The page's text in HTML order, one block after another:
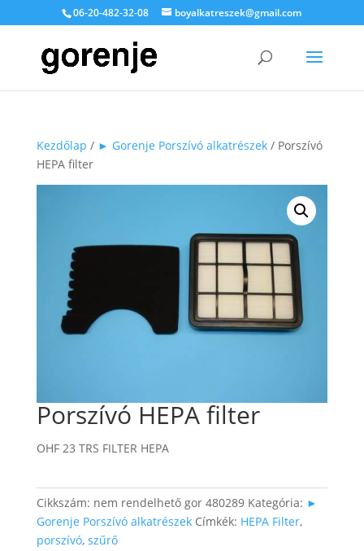
06-20-482-32-08 boyalkatreszek@gmail.com
Kezdőlap / ► Gorenje Porszívó alkatrészek/ Porszívó
HEPA filter
Porszívó HEPA filter
OHF 23 TRS FILTER HEPA
Cikkszám: nem rendelhető gor 480289 Kategória: ►
Gorenje Porszívó alkatrészek Címkék: HEPA Filter,
porszívó, szűrő